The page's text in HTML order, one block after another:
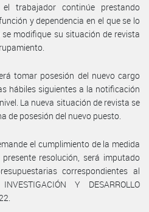
trabajador continúe prestando
y dependencia en el que se lo
modifique su situación de revista
tomar posesión del nuevo cargo
hábiles siguientes a la notificación
La nueva situación de revista se
de posesión del nuevo puesto.
el cumplimiento de la medida
resolución, será imputado
correspondientes al
Y DESARROLLO